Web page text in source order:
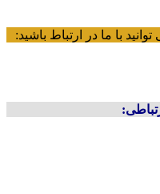
با ما در ارتباط باشید: